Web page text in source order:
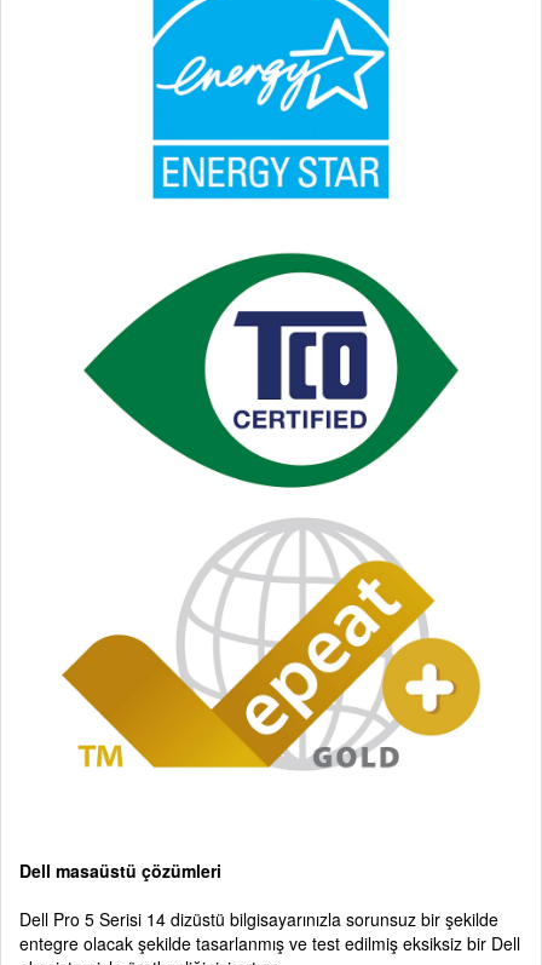
Dell masaüstü çözümleri
Dell Pro 5 Serisi 14 dizüstü bilgisayarınızla sorunsuz bir şekilde
entegre olacak şekilde tasarlanmış ve test edilmiş eksiksiz bir Dell